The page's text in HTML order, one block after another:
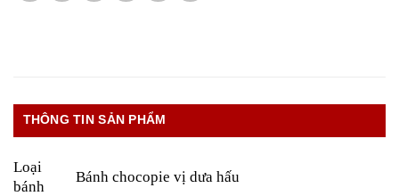
THÔNG TIN SẢN PHẨM
Loại
bánh
Bánh chocopie vị dưa hấu